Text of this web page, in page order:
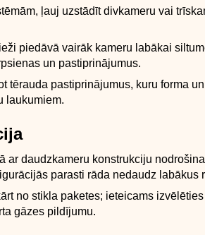
ļauj uzstādīt divkameru vai
piedāvā vairāk kameru labākai
un pastiprinājumus.
tērauda pastiprinājumus, kuru forma
laukumiem.
ar daudzkameru konstrukciju
parasti rāda nedaudz labākus
no stikla paketes; ieteicams
gāzes pildījumu.